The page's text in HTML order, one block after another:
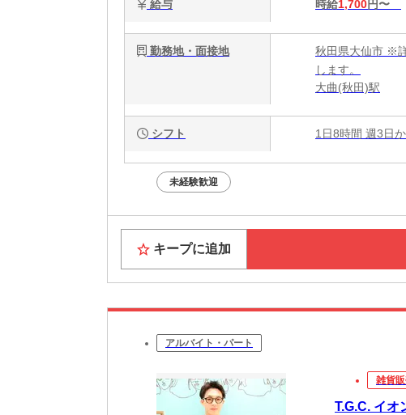
給与 時給1,700円〜
勤務地・面接地
秋田県大仙市 ※
します。
大曲(秋田)駅
シフト 1日8時間 週3日
未経験歓迎
キープに追加
アルバイト・パート
雑貨
T.G.C. イオ